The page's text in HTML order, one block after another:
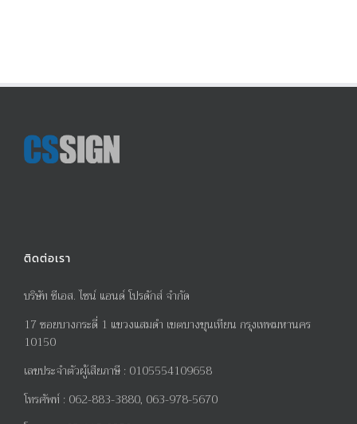
ติดต่อเรา
บริษัท ซีเอส. ไซน์ แอนด์ โปรดักส์ จำกัด
17ซอยบางกระดี่ 1 แขวงแสมดำ เขตบางขุนเทียน กรุงเทพมหานคร
10150
เลขประจำตัวผู้เสียภาษี : 0105554109658
โทรศัพท์ : 062-883-3880, 063-978-5670